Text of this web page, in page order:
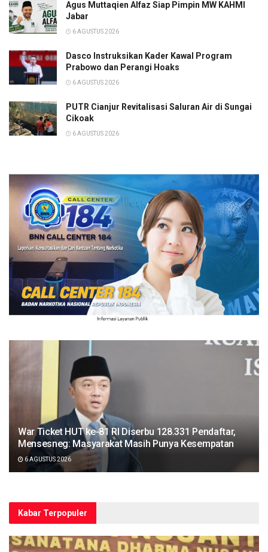
Agus Muttaqien Alfaz Siap Pimpin MW KAHMI
Jabar
6 AGUSTUS 2026
Dasco Instruksikan Kader Kawal Program
Prabowo dan Perangi Hoaks
6 AGUSTUS 2026
PUTR Cianjur Revitalisasi Saluran Air di Sungai
Cikoak
6 AGUSTUS 2026
War Ticket HUT ke-81 RI Diserbu 128.331 Pendaftar,
Mensesneg: Masyarakat Masih Punya Kesempatan
6 AGUSTUS 2026
Kabar Terpopuler